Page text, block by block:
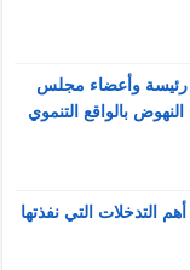
رئيسة وأعضاء مجلس
بالواقع التنموي
التدخلات التي نفذتها